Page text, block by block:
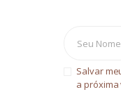
Salvar
a